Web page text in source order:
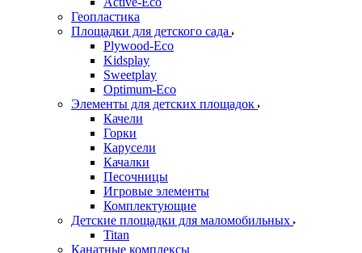
Геопластика
Площадки для детского сада
Plywood-Eco
Kidsplay
Sweetplay
Оptimum-Еco
Элементы для детских площадок
Качели
Горки
Карусели
Качалки
Песочницы
Игровые элементы
Комплектующие
Детские площадки для маломобильных
Titan
Канатные комплексы